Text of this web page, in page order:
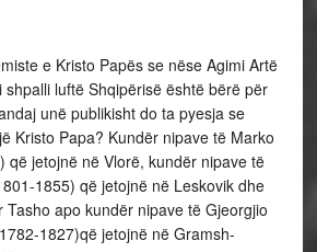
e Kristo Papës se nëse Agimi Artë
luftë Shqipërisë është bërë për
unë publikisht do ta pyesja se
Kristo Papa? Kundër nipave të Marko
që jetojnë në Vlorë, kundër nipave të
1855) që jetojnë në Leskovik dhe
apo kundër nipave të Gjeorgjio
1827)që jetojnë në Gramsh-